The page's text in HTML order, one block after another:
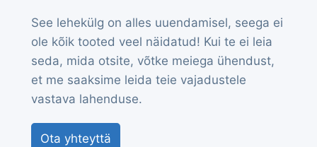
See lehekülg on alles uuendamisel, seega ei
ole kõik tooted veel näidatud! Kui te ei leia
seda, mida otsite, võtke meiega ühendust,
et me saaksime leida teie vajadustele
vastava lahenduse.
Ota yhteyttä